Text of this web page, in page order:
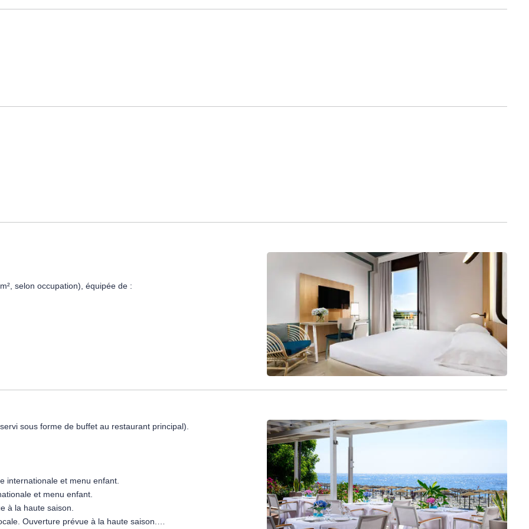
selon occupation), équipée de :
équipements. Capacité maximum : 2 adultes + 1 enfant.
sous forme de buffet au restaurant principal).
internationale et menu enfant.
et menu enfant.
à la haute saison.
Ouverture prévue à la haute saison.